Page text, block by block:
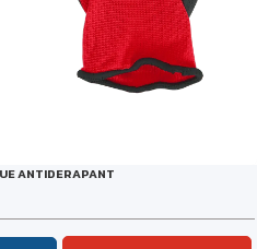
ANTIDERAPANT